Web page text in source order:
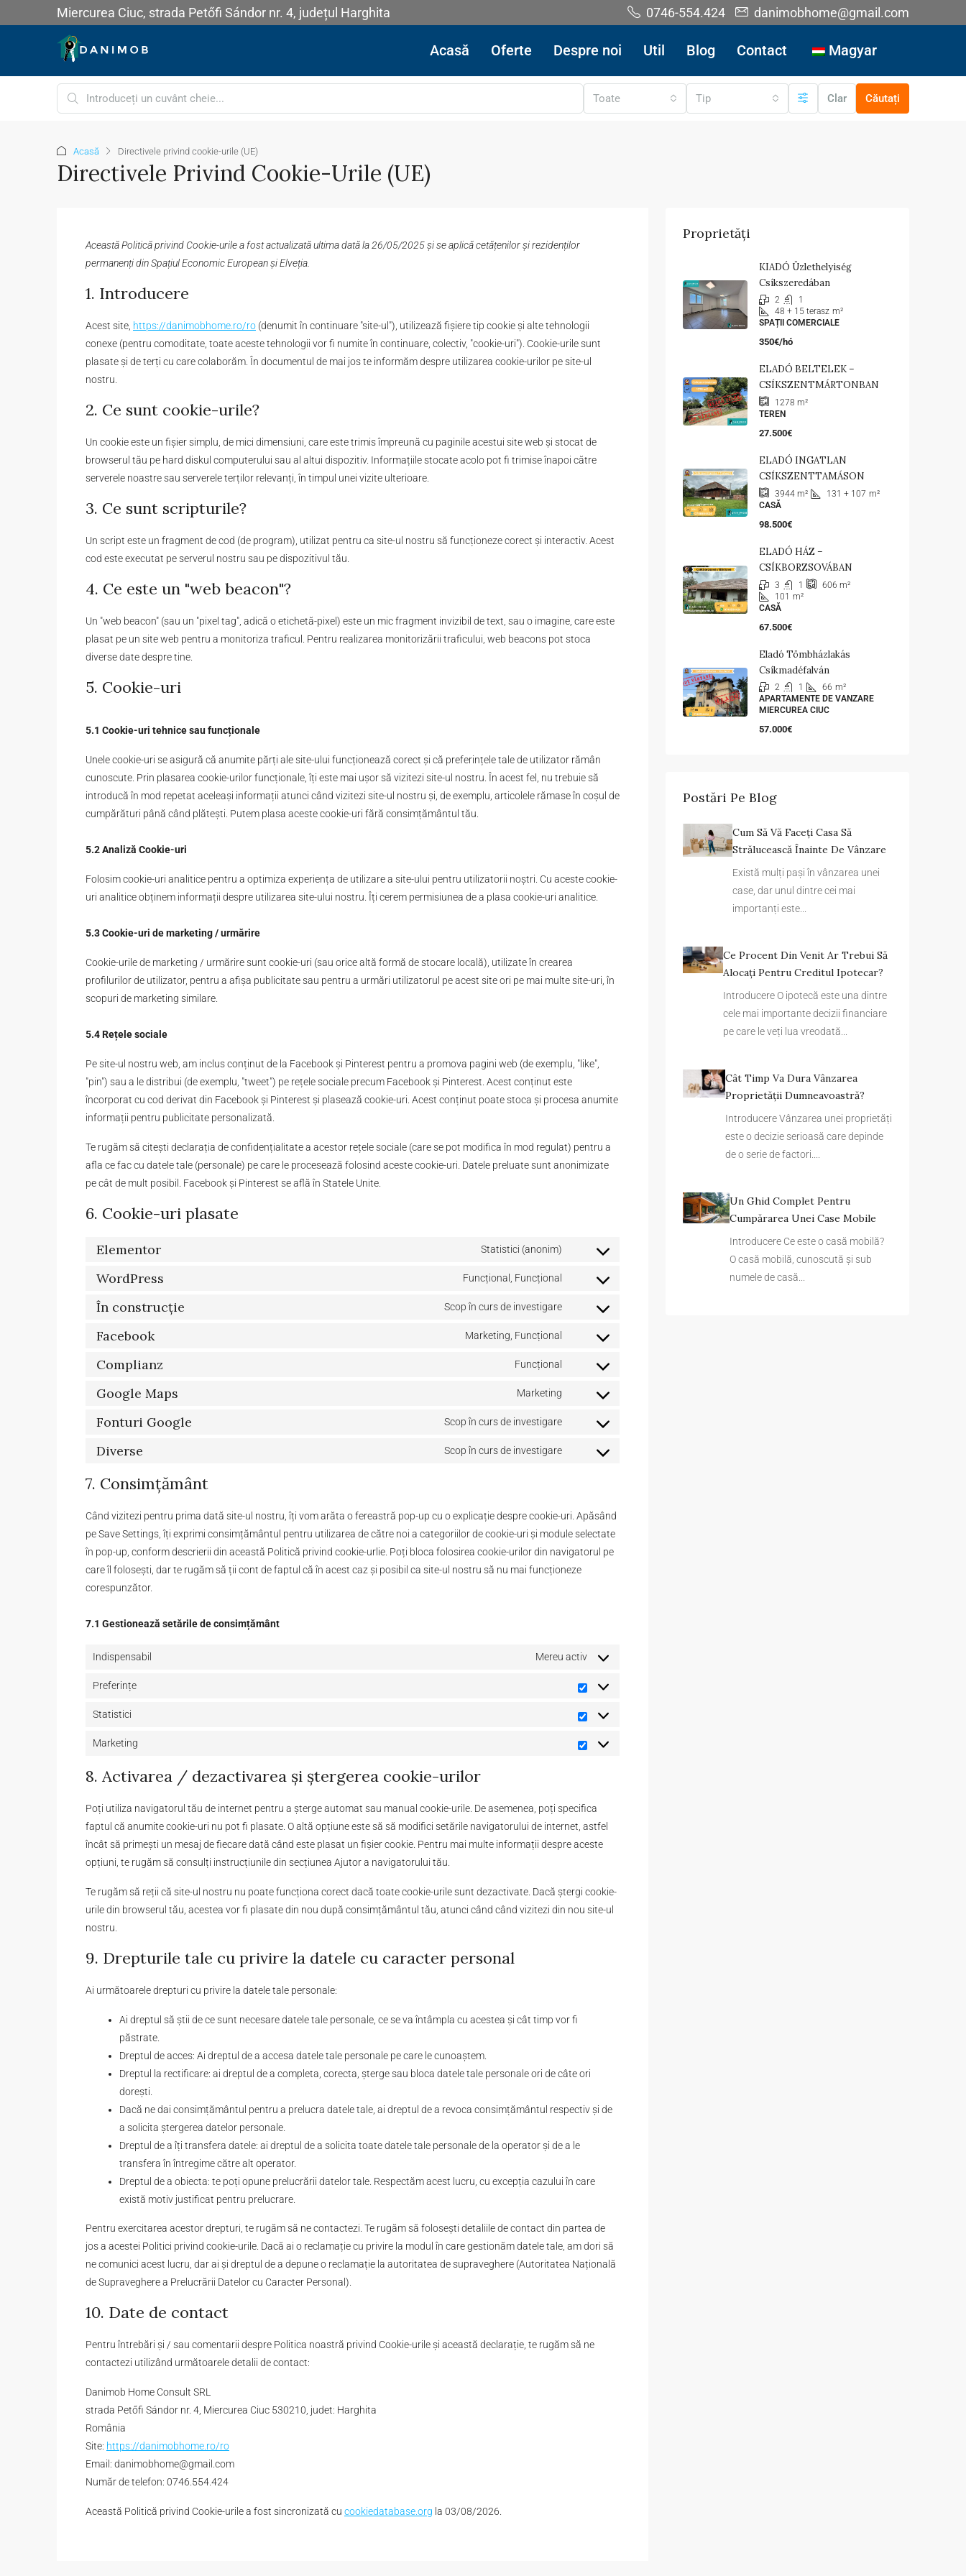
Miercurea Ciuc, strada Petőfi Sándor nr. 4, județul Harghita 0746-554.424 danimobhome@gmail.com
Acasă Oferte Despre noi Util Blog Contact Magyar
Toate Tip Clar Căutați
Acasă Directivele privind cookie-urile (UE)
Directivele Privind Cookie-Urile (UE)
Această Politică privind Cookie-urile a fost actualizată ultima dată la 26/05/2025 și se aplică cetățenilor și rezidenților
permanenți din Spațiul Economic European și Elveția.
1. Introducere
Acest site, https://danimobhome.ro/ro (denumit în continuare "site-ul"), utilizează fișiere tip cookie și alte tehnologii
conexe (pentru comoditate, toate aceste tehnologii vor fi numite în continuare, colectiv, "cookie-uri"). Cookie-urile sunt
plasate și de terți cu care colaborăm. În documentul de mai jos te informăm despre utilizarea cookie-urilor pe site-ul
nostru.
2. Ce sunt cookie-urile?
Un cookie este un fișier simplu, de mici dimensiuni, care este trimis împreună cu paginile acestui site web și stocat de
browserul tău pe hard diskul computerului sau al altui dispozitiv. Informațiile stocate acolo pot fi trimise înapoi către
serverele noastre sau serverele terților relevanți, în timpul unei vizite ulterioare.
3. Ce sunt scripturile?
Un script este un fragment de cod (de program), utilizat pentru ca site-ul nostru să funcționeze corect și interactiv. Acest
cod este executat pe serverul nostru sau pe dispozitivul tău.
4. Ce este un "web beacon"?
Un "web beacon" (sau un "pixel tag", adică o etichetă-pixel) este un mic fragment invizibil de text, sau o imagine, care este
plasat pe un site web pentru a monitoriza traficul. Pentru realizarea monitorizării traficului, web beacons pot stoca
diverse date despre tine.
5. Cookie-uri
5.1 Cookie-uri tehnice sau funcționale
Unele cookie-uri se asigură că anumite părți ale site-ului funcționează corect și că preferințele tale de utilizator rămân
cunoscute. Prin plasarea cookie-urilor funcționale, îți este mai ușor să vizitezi site-ul nostru. În acest fel, nu trebuie să
introducă în mod repetat aceleași informații atunci când vizitezi site-ul nostru și, de exemplu, articolele rămase în coșul de
cumpărături până când plătești. Putem plasa aceste cookie-uri fără consimțământul tău.
5.2 Analiză Cookie-uri
Folosim cookie-uri analitice pentru a optimiza experiența de utilizare a site-ului pentru utilizatorii noștri. Cu aceste cookie-
uri analitice obținem informații despre utilizarea site-ului nostru. Îți cerem permisiunea de a plasa cookie-uri analitice.
5.3 Cookie-uri de marketing / urmărire
Cookie-urile de marketing / urmărire sunt cookie-uri (sau orice altă formă de stocare locală), utilizate în crearea
profilurilor de utilizator, pentru a afișa publicitate sau pentru a urmări utilizatorul pe acest site ori pe mai multe site-uri, în
scopuri de marketing similare.
5.4 Rețele sociale
Pe site-ul nostru web, am inclus conținut de la Facebookși Pinterest pentru a promova pagini web (de exemplu, "like",
"pin") sau a le distribui (de exemplu, "tweet") pe rețele sociale precum Facebookși Pinterest. Acest conținut este
încorporat cu cod derivat din Facebookși Pinterest și plasează cookie-uri. Acest conținut poate stoca și procesa anumite
informații pentru publicitate personalizată.
Te rugăm să citești declarația de confidențialitate a acestor rețele sociale (care se pot modifica în mod regulat) pentru a
afla ce fac cu datele tale (personale) pe care le procesează folosind aceste cookie-uri. Datele preluate sunt anonimizate
pe cât de mult posibil. Facebookși Pinterest se află în Statele Unite.
6. Cookie-uri plasate
Elementor Statistici (anonim)
WordPress Funcțional, Funcțional
În construcție Scop în curs de investigare
Facebook Marketing, Funcțional
Complianz Funcțional
Google Maps Marketing
Fonturi Google Scop în curs de investigare
Diverse Scop în curs de investigare
7. Consimțământ
Când vizitezi pentru prima dată site-ul nostru, îți vom arăta o fereastră pop-up cu o explicație despre cookie-uri. Apăsând
pe Save Settings, îți exprimi consimțământul pentru utilizarea de către noi a categoriilor de cookie-uri și module selectate
în pop-up, conform descrierii din această Politică privind cookie-urlie. Poți bloca folosirea cookie-urilor din navigatorul pe
care îl folosești, dar te rugăm să ții cont de faptul că în acest caz și posibil ca site-ul nostru să nu mai funcționeze
corespunzător.
7.1 Gestionează setările de consimțământ
Indispensabil Mereu activ
Preferințe
Statistici
Marketing
8. Activarea / dezactivarea și ștergerea cookie-urilor
Poți utiliza navigatorul tău de internet pentru a șterge automat sau manual cookie-urile. De asemenea, poți specifica
faptul că anumite cookie-uri nu pot fi plasate. O altă opțiune este să să modifici setările navigatorului de internet, astfel
încât să primești un mesaj de fiecare dată când este plasat un fișier cookie. Pentru mai multe informații despre aceste
opțiuni, te rugăm să consulți instrucțiunile din secțiunea Ajutor a navigatorului tău.
Te rugăm să reții că site-ul nostru nu poate funcționa corect dacă toate cookie-urile sunt dezactivate. Dacă ștergi cookie-
urile din browserul tău, acestea vor fi plasate din nou după consimțământul tău, atunci când când vizitezi din nou site-ul
nostru.
9. Drepturile tale cu privire la datele cu caracter personal
Ai următoarele drepturi cu privire la datele tale personale:
Ai dreptul să știi de ce sunt necesare datele tale personale, ce se va întâmpla cu acestea și cât timp vor fi
păstrate.
Dreptul de acces: Ai dreptul de a accesa datele tale personale pe care le cunoaștem.
Dreptul la rectificare: ai dreptul de a completa, corecta, șterge sau bloca datele tale personale ori de câte ori
dorești.
Dacă ne dai consimțământul pentru a prelucra datele tale, ai dreptul de a revoca consimțământul respectiv și de
a solicita ștergerea datelor personale.
Dreptul de a îți transfera datele: ai dreptul de a solicita toate datele tale personale de la operator și de a le
transfera în întregime către alt operator.
Dreptul de a obiecta: te poți opune prelucrării datelor tale. Respectăm acest lucru, cu excepția cazului în care
există motiv justificat pentru prelucrare.
Pentru exercitarea acestor drepturi, te rugăm să ne contactezi. Te rugăm să folosești detaliile de contact din partea de
jos a acestei Politici privind cookie-urile. Dacă ai o reclamație cu privire la modul în care gestionăm datele tale, am dori să
ne comunici acest lucru, dar ai și dreptul de a depune o reclamație la autoritatea de supraveghere (Autoritatea Națională
de Supraveghere a Prelucrării Datelor cu Caracter Personal).
10. Date de contact
Pentru întrebări și / sau comentarii despre Politica noastră privind Cookie-urile și această declarație, te rugăm să ne
contactezi utilizând următoarele detalii de contact:
Danimob Home Consult SRL
strada Petőfi Sándor nr. 4, Miercurea Ciuc 530210, judet: Harghita
România
Site: https://danimobhome.ro/ro
Email: danimobhome@gmail.com
Număr de telefon: 0746.554.424
Această Politică privind Cookie-urile a fost sincronizată cu cookiedatabase.org la 03/08/2026.
Proprietăți
KIADÓ Üzlethelyiség
Csíkszeredában
2
1
48 + 15 terasz m²
SPAȚII COMERCIALE
350€/hó
ELADÓ BELTELEK –
CSÍKSZENTMÁRTONBAN
1278 m²
TEREN
27.500€
ELADÓ INGATLAN
CSÍKSZENTTAMÁSON
3944 m² 131 + 107 m²
CASĂ
98.500€
ELADÓ HÁZ –
CSÍKBORZSOVÁBAN
3 1 606 m²
101 m²
CASĂ
67.500€
Eladó Tömbházlakás
Csíkmadéfalván
2 1 66 m²
APARTAMENTE DE VANZARE
MIERCUREA CIUC
57.000€
Postări Pe Blog
Cum Să Vă Faceți Casa Să
Strălucească Înainte De Vânzare
Există mulți pași în vânzarea unei
case, dar unul dintre cei mai
importanți este...
Ce Procent Din Venit Ar Trebui Să
Alocați Pentru Creditul Ipotecar?
Introducere O ipotecă este una dintre
cele mai importante decizii financiare
pe care le veți lua vreodată...
Cât Timp Va Dura Vânzarea
Proprietății Dumneavoastră?
Introducere Vânzarea unei proprietăți
este o decizie serioasă care depinde
de o serie de factori....
Un Ghid Complet Pentru
Cumpărarea Unei Case Mobile
Introducere Ce este o casă mobilă?
O casă mobilă, cunoscută și sub
numele de casă...